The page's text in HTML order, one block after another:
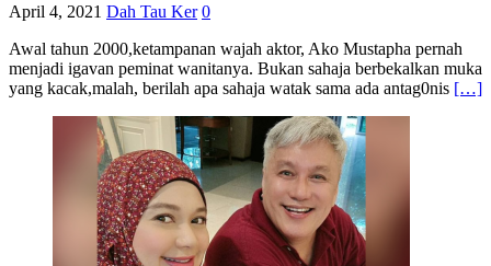
April 4, 2021 Dah Tau Ker 0
Awal tahun 2000,ketampanan wajah aktor, Ako Mustapha pernah
menjadi igavan peminat wanitanya. Bukan sahaja berbekalkan muka
yang kacak,malah, berilah apa sahaja watak sama ada antag0nis […]